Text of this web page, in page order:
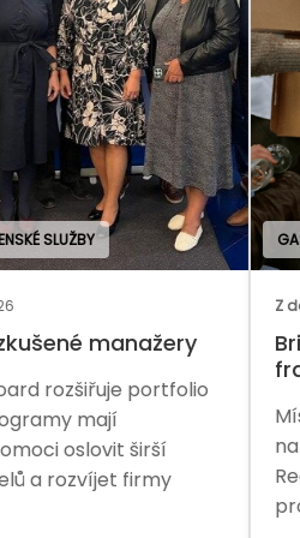
SLUŽBY
manažery
rozšiřuje portfolio
mají
oslovit širší
a rozvíjet firmy
Z